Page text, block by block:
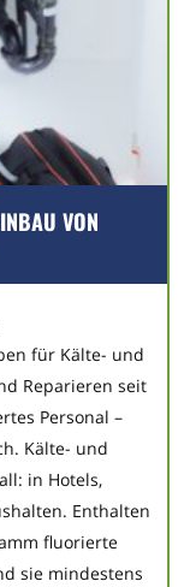
VON
für Kälte- und
Reparieren seit
Personal –
Kälte- und
in Hotels,
Enthalten
fluorierte
sie mindestens